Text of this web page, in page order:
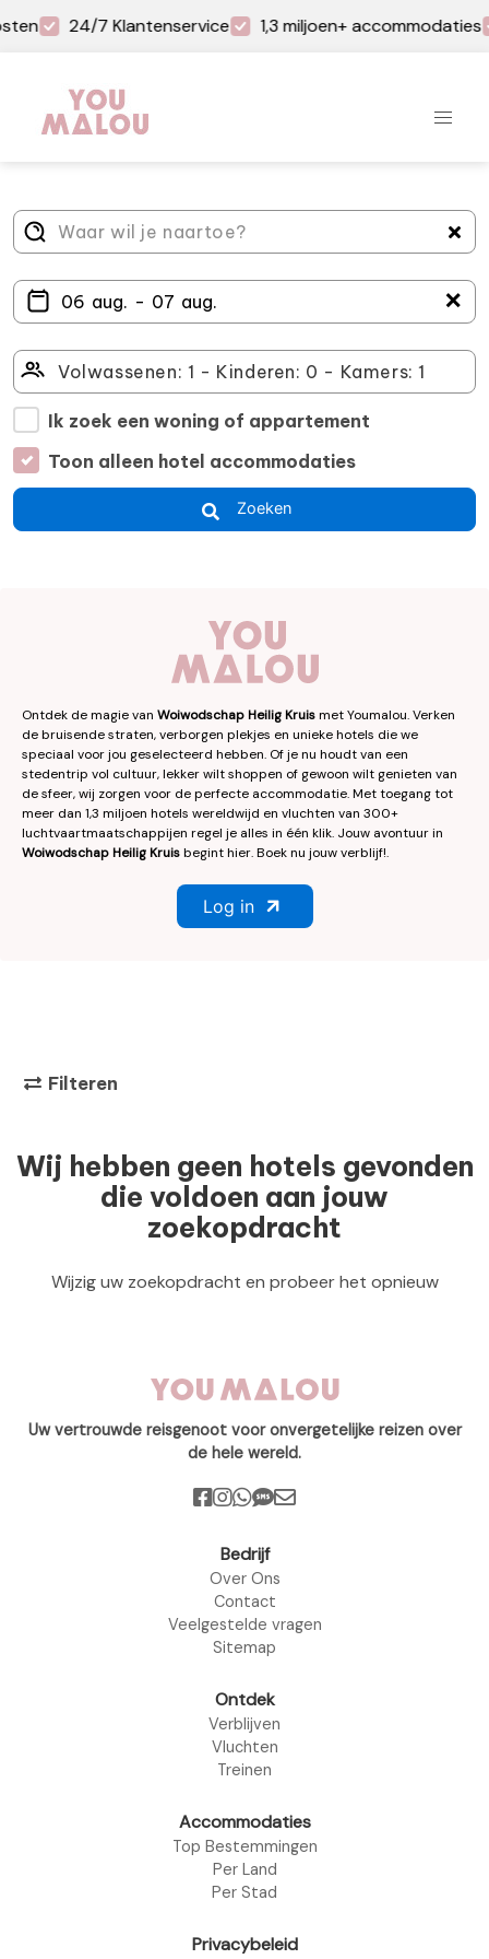
24/7 Klantenservice 1,3 miljoen+ accommodaties
＋
Ik zoek een woning of appartement
Toon alleen hotel accommodaties
Zoeken
Ontdek de magie van Woiwodschap Heilig Kruismet Youmalou. Verken
de bruisende straten, verborgen plekjes en unieke hotels die we
speciaal voor jou geselecteerd hebben. Of je nu houdt van een
stedentrip vol cultuur, lekker wilt shoppen of gewoon wilt genieten van
de sfeer, wij zorgen voor de perfecte accommodatie. Met toegang tot
meer dan 1,3 miljoen hotels wereldwijd en vluchten van 300+
luchtvaartmaatschappijen regel je alles in één klik. Jouw avontuur in
Woiwodschap Heilig Kruisbegint hier. Boek nu jouw verblijf!.
Log in
Filteren
Wij hebben geen hotels gevonden
die voldoen aan jouw
zoekopdracht
Wijzig uw zoekopdracht en probeer het opnieuw
Uw vertrouwde reisgenoot voor onvergetelijke reizen over
de hele wereld.
Bedrijf
Over Ons
Contact
Veelgestelde vragen
Sitemap
Ontdek
Verblijven
Vluchten
Treinen
Accommodaties
Top Bestemmingen
Per Land
Per Stad
Privacybeleid